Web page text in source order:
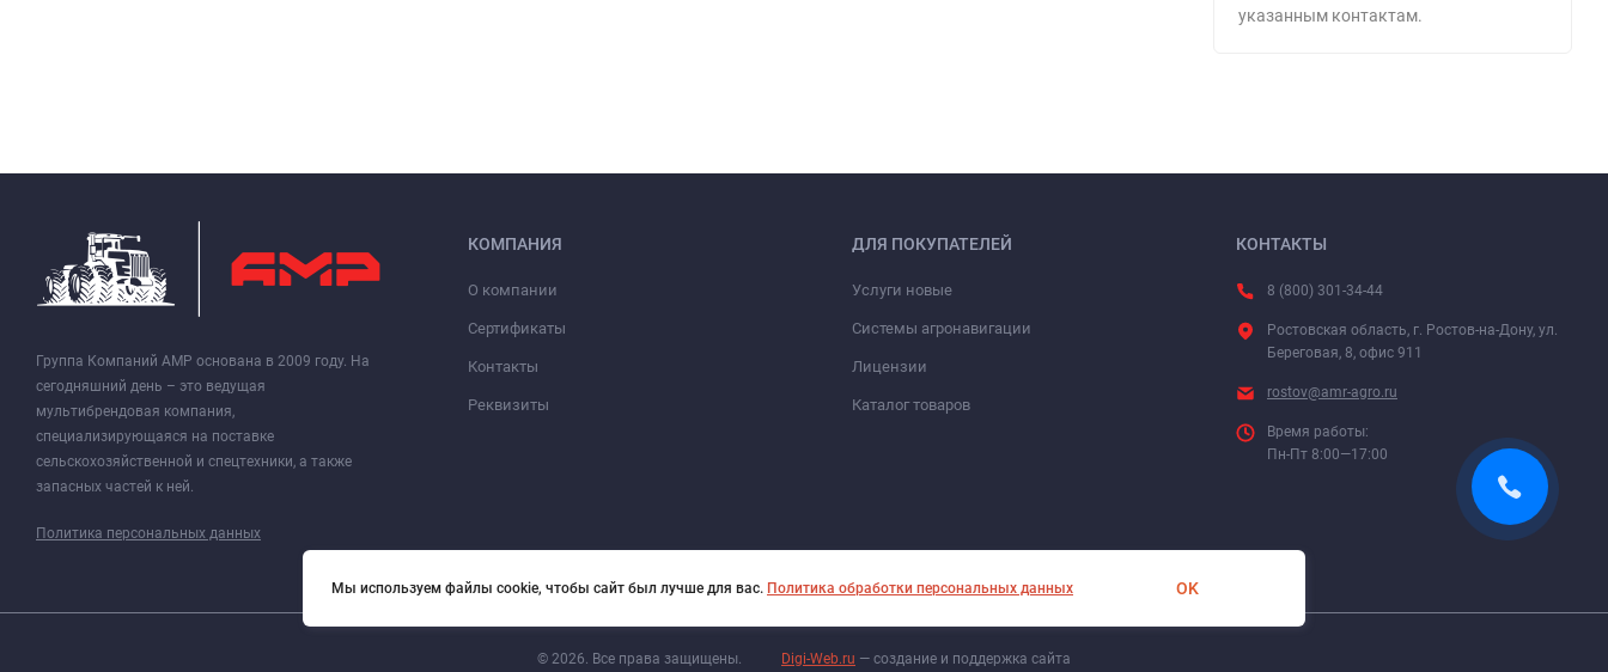
указанным контактам.
Группа Компаний АМР основана в 2009 году. На
сегодняшний день – это ведущая
мультибрендовая компания,
специализирующаяся на поставке
сельскохозяйственной и спецтехники, а также
запасных частей к ней.
Политика персональных данных
КОМПАНИЯ
О компании
Сертификаты
Контакты
Реквизиты
ДЛЯ ПОКУПАТЕЛЕЙ
Услуги новые
Системы агронавигации
Лицензии
Каталог товаров
КОНТАКТЫ
8 (800) 301-34-44
Ростовская область, г. Ростов-на-Дону, ул.
Береговая, 8, офис 911
rostov@amr-agro.ru
Время работы:
Пн-Пт 8:00—17:00
© 2026. Все права защищены. Digi-Web.ru — создание и поддержка сайта
Мы используем файлы cookie, чтобы сайт был лучше для вас. Политика обработки персональных данных OK